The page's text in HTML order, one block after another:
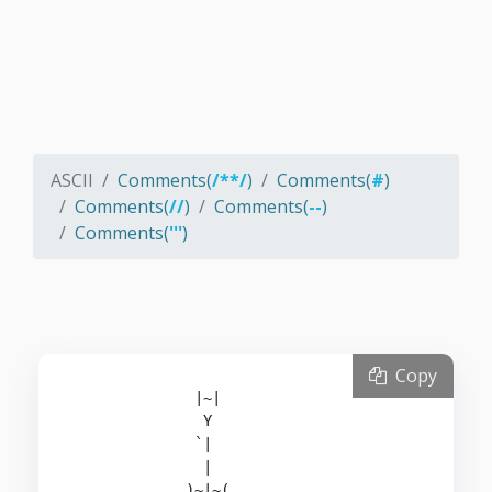
ASCII Comments(/**/) Comments(#)
Comments(//) Comments(--)
Comments(''')
              |~|
               Y
              `|
Copy